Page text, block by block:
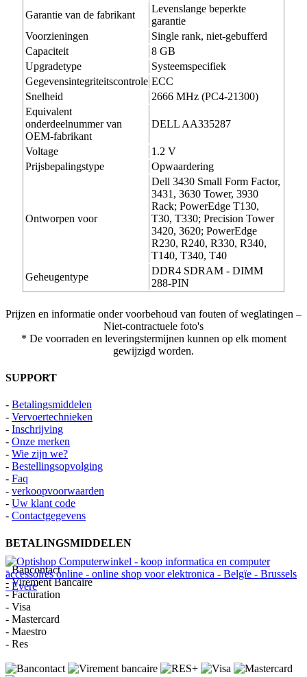
Garantie van de fabrikant
Levenslange beperkte
garantie
Voorzieningen
Single rank, niet-gebufferd
Capaciteit
8 GB
Upgradetype
Systeemspecifiek
Gegevensintegriteitscontrole ECC
Snelheid
2666 MHz (PC4-21300)
Equivalent
onderdeelnummer van
OEM-fabrikant
DELL AA335287
Voltage
1.2 V
Prijsbepalingstype
Opwaardering
Ontworpen voor
Dell 3430 Small Form Factor,
3431, 3630 Tower, 3930
Rack; PowerEdge T130,
T30, T330; Precision Tower
3420, 3620; PowerEdge
R230, R240, R330, R340,
T140, T340, T40
Geheugentype
DDR4 SDRAM - DIMM
288-PIN
Prijzen en informatie onder voorbehoud van fouten of weglatingen –
Niet-contractuele foto's
* De voorraden en leveringstermijnen kunnen op elk moment
gewijzigd worden.
SUPPORT
- Betalingsmiddelen
- Vervoertechnieken
- Inschrijving
- Onze merken
- Wie zijn we?
- Bestellingsopvolging
- Faq
- verkoopvoorwaarden
- Uw klant code
- Contactgegevens
BETALINGSMIDDELEN
- Bancontact
- Virement Bancaire
- Facturation
- Visa
- Mastercard
- Maestro
- Res